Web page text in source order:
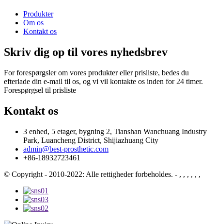
Produkter
Om os
Kontakt os
Skriv dig op til vores nyhedsbrev
For forespørgsler om vores produkter eller prisliste, bedes du
efterlade din e-mail til os, og vi vil kontakte os inden for 24 timer.
Forespørgsel til prisliste
Kontakt os
3 enhed, 5 etager, bygning 2, Tianshan Wanchuang Industry
Park, Luancheng District, Shijiazhuang City
admin@best-prosthetic.com
+86-18932723461
© Copyright - 2010-2022: Alle rettigheder forbeholdes. - , , , , , ,